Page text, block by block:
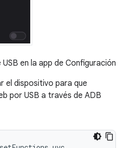
en la app de Configuración
el dispositivo para que
por USB a través de ADB